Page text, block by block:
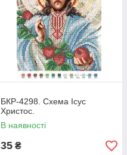
БКР-4298. Схема Ісус
Христос.
В наявності
35 ₴